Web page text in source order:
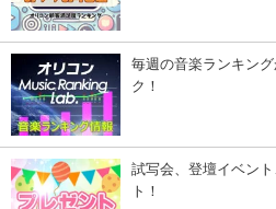
毎週の音楽ランキン
ク！
試写会、登壇イベン
ト！